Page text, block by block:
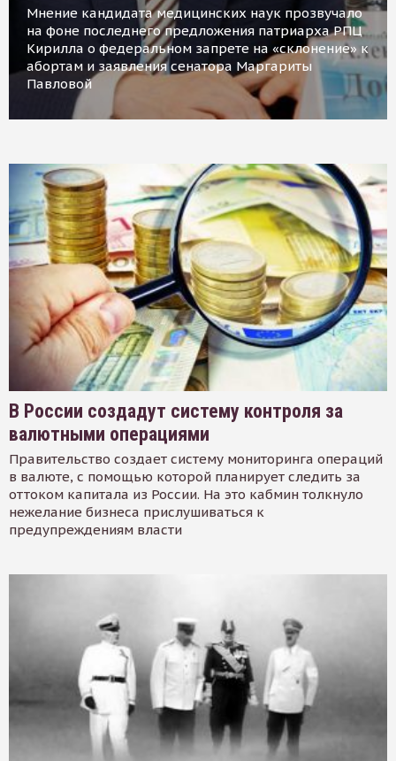
Мнение кандидата медицинских наук прозвучало
на фоне последнего предложения патриарха РПЦ
Кирилла о федеральном запрете на «склонение» к
абортам и заявления сенатора Маргариты
Павловой
В России создадут систему контроля за
валютными операциями
Правительство создает систему мониторинга операций
в валюте, с помощью которой планирует следить за
оттоком капитала из России. На это кабмин толкнуло
нежелание бизнеса прислушиваться к
предупреждениям власти